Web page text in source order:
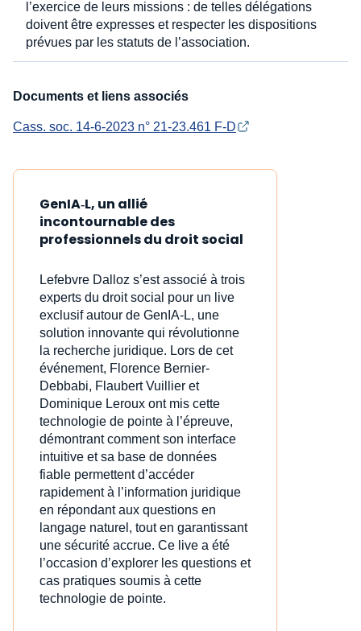
l’exercice de leurs missions : de telles délégations
doivent être expresses et respecter les dispositions
prévues par les statuts de l’association.
Documents et liens associés
Cass. soc. 14-6-2023 n° 21-23.461 F-D
GenIA‑L, un allié
incontournable des
professionnels du droit social
Lefebvre Dalloz s’est associé à trois
experts du droit social pour un live
exclusif autour de GenIA‑L, une
solution innovante qui révolutionne
la recherche juridique. Lors de cet
événement, Florence Bernier-
Debbabi, Flaubert Vuillier et
Dominique Leroux ont mis cette
technologie de pointe à l’épreuve,
démontrant comment son interface
intuitive et sa base de données
fiable permettent d’accéder
rapidement à l’information juridique
en répondant aux questions en
langage naturel, tout en garantissant
une sécurité accrue. Ce live a été
l’occasion d’explorer les questions et
cas pratiques soumis à cette
technologie de pointe.